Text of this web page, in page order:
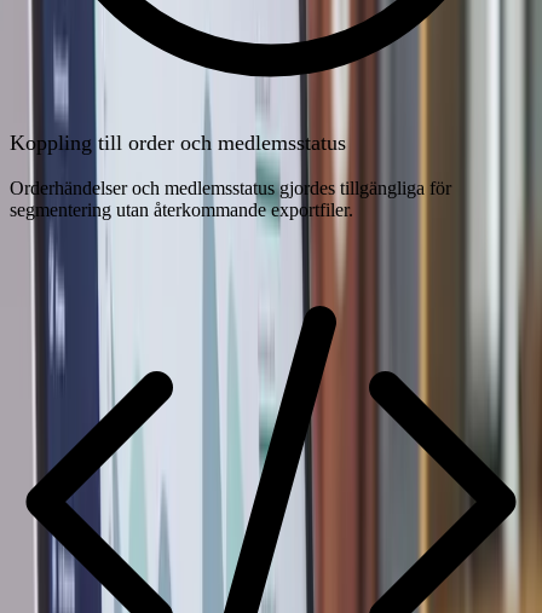
Koppling till order och medlemsstatus
Orderhändelser och medlemsstatus gjordes tillgängliga för
segmentering utan återkommande exportfiler.